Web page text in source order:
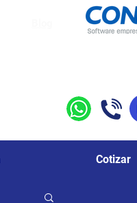
Cotizar